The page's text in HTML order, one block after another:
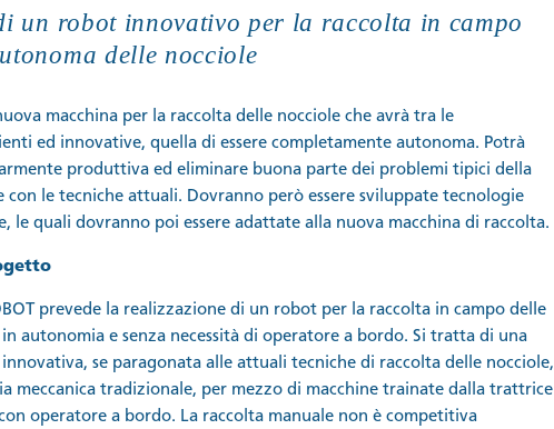
un robot innovativo per la raccolta in campo
delle nocciole
macchina per la raccolta delle nocciole che avrà tra le
ed innovative, quella di essere completamente autonoma. Potrà
produttiva ed eliminare buona parte dei problemi tipici della
con le tecniche attuali. Dovranno però essere sviluppate tecnologie
le quali dovranno poi essere adattate alla nuova macchina di raccolta.
prevede la realizzazione di un robot per la raccolta in campo delle
autonomia e senza necessità di operatore a bordo. Si tratta di una
se paragonata alle attuali tecniche di raccolta delle nocciole,
meccanica tradizionale, per mezzo di macchine trainate dalla trattrice
operatore a bordo. La raccolta manuale non è competitiva